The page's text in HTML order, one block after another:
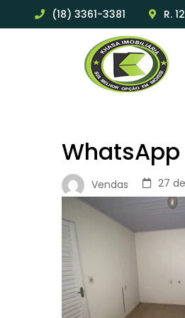
(18) 3361-3381 R.
Vendas 27